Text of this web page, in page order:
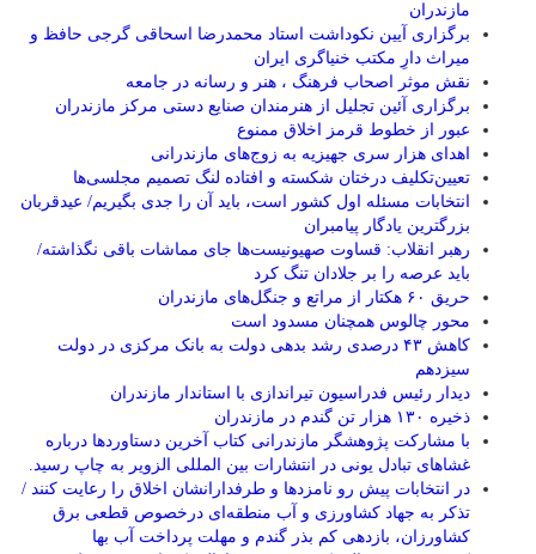
مازندران
برگزاری آیین نکوداشت استاد محمدرضا اسحاقی گرجی حافظ و
میراث دارِ مکتب خنیاگری ایران
نقش موثر اصحاب فرهنگ ، هنر و رسانه در جامعه
برگزاری آئین تجلیل از هنرمندان صنایع دستی مرکز مازندران
عبور از خطوط قرمز اخلاق ممنوع
اهدای هزار سری جهیزیه به زوج‌های مازندرانی
تعیین‌تکلیف درختان شکسته و افتاده لنگ تصمیم مجلسی‌ها
انتخابات مسئله اول کشور است، باید آن را جدی بگیریم/ عیدقربان
بزرگترین یادگار پیامبران
رهبر انقلاب: قساوت صهیونیست‌ها جای مماشات باقی نگذاشته/
باید عرصه را بر جلادان تنگ کرد
حریق ۶۰ هکتار از مراتع و جنگل‌های مازندران
محور چالوس همچنان مسدود است
کاهش ۴۳ درصدی رشد بدهی دولت به بانک مرکزی در دولت
سیزدهم
دیدار رئیس فدراسیون تیراندازی با استاندار مازندران
ذخیره ۱۳۰ هزار تن گندم در مازندران
با مشارکت پژوهشگر مازندرانی كتاب آخرین دستاوردها درباره
غشاهای تبادل یونی در انتشارات بین المللی الزویر به چاپ رسید.
در انتخابات پیش رو نامزدها و طرفدارانشان اخلاق را رعایت کنند /
تذکر به جهاد کشاورزی و آب منطقه‌ای درخصوص قطعی برق
کشاورزان، بازدهی کم بذر گندم و مهلت پرداخت آب بها